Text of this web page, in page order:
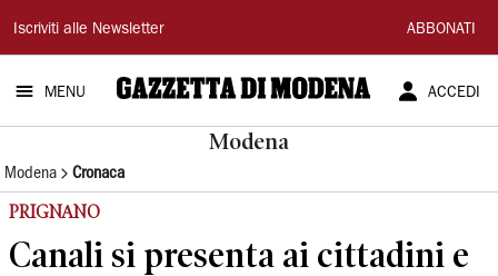
Gazzetta
di
Modena
Iscriviti alle Newsletter ABBONATI
MENU ACCEDI
Modena
Modena Cronaca
PRIGNANO
Canali si presenta ai cittadini e